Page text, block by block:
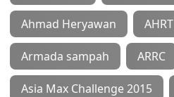
Ahmad Heryawan AHRT
Armada sampah ARRC
Asia Max Challenge 2015